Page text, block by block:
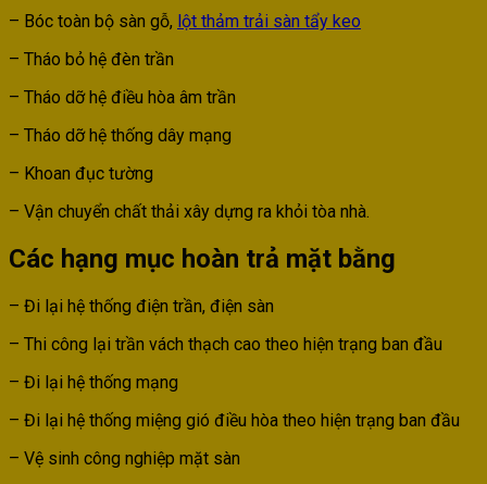
– Bóc toàn bộ sàn gỗ, lột thảm trải sàn tẩy keo
– Tháo bỏ hệ đèn trần
– Tháo dỡ hệ điều hòa âm trần
– Tháo dỡ hệ thống dây mạng
– Khoan đục tường
– Vận chuyển chất thải xây dựng ra khỏi tòa nhà.
Các hạng mục hoàn trả mặt bằng
– Đi lại hệ thống điện trần, điện sàn
– Thi công lại trần vách thạch cao theo hiện trạng ban đầu
– Đi lại hệ thống mạng
– Đi lại hệ thống miệng gió điều hòa theo hiện trạng ban đầu
– Vệ sinh công nghiệp mặt sàn